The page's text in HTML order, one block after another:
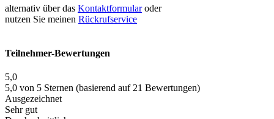
alternativ über das Kontaktformularoder
nutzen Sie meinen Rückrufservice
Teilnehmer-Bewertungen
5,0
5,0 von 5 Sternen (basierend auf 21 Bewertungen)
Ausgezeichnet
Sehr gut